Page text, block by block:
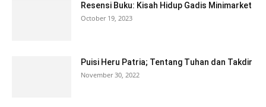
Resensi Buku: Kisah Hidup Gadis Minimarket
October 19, 2023
Puisi Heru Patria; Tentang Tuhan dan Takdir
November 30, 2022